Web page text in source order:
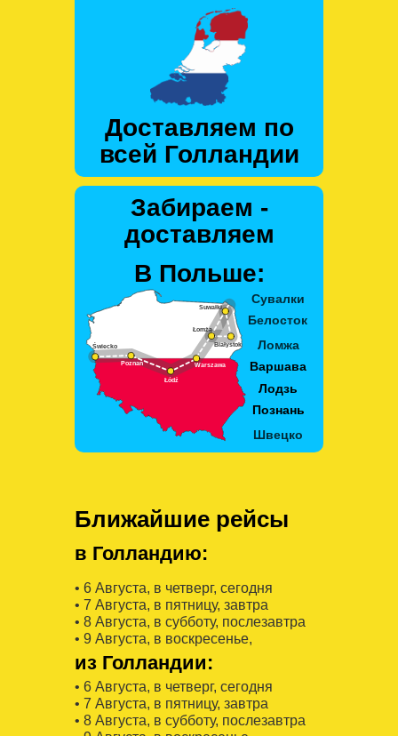
Доставляем по
всей Голландии
Забираем -
доставляем
В Польше:
Ближайшие рейсы
в Голландию:
• 6 Августa, в четверг, сегодня
• 7 Августa, в пятницу, завтра
• 8 Августa, в субботу, послезавтра
• 9 Августa, в воскресенье,
из Голландии:
• 6 Августa, в четверг, сегодня
• 7 Августa, в пятницу, завтра
• 8 Августa, в субботу, послезавтра